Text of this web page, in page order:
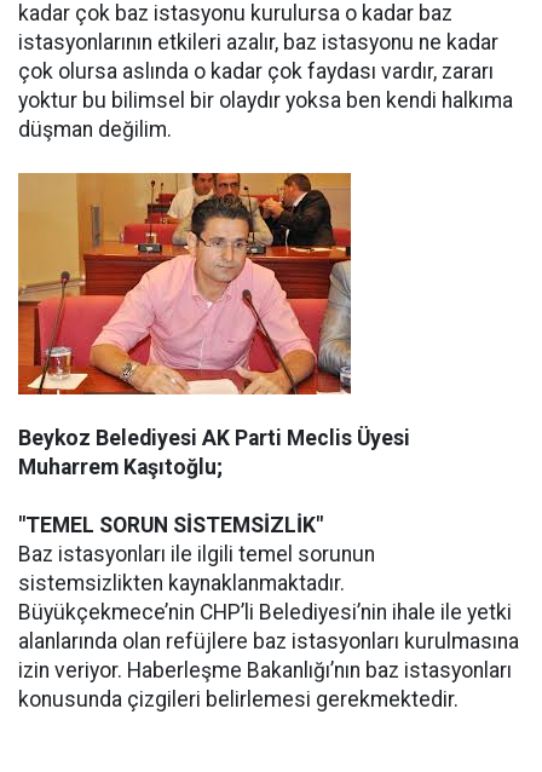
kadar çok baz istasyonu kurulursa o kadar baz
istasyonlarının etkileri azalır, baz istasyonu ne kadar
çok olursa aslında o kadar çok faydası vardır, zararı
yoktur bu bilimsel bir olaydır yoksa ben kendi halkıma
düşman değilim.
Beykoz Belediyesi AK Parti Meclis Üyesi
Muharrem Kaşıtoğlu;
"TEMEL SORUN SİSTEMSİZLİK"
Baz istasyonları ile ilgili temel sorunun
sistemsizlikten kaynaklanmaktadır.
Büyükçekmece’nin CHP’li Belediyesi’nin ihale ile yetki
alanlarında olan refüjlere baz istasyonları kurulmasına
izin veriyor. Haberleşme Bakanlığı’nın baz istasyonları
konusunda çizgileri belirlemesi gerekmektedir.